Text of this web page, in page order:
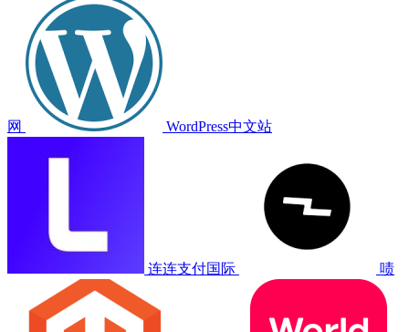
网 WordPress中文站
连连支付国际 啧